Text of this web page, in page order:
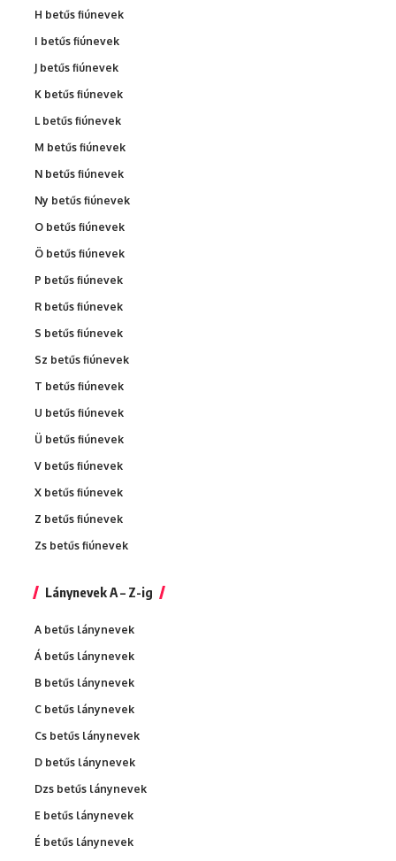
H betűs fiúnevek
I betűs fiúnevek
J betűs fiúnevek
K betűs fiúnevek
L betűs fiúnevek
M betűs fiúnevek
N betűs fiúnevek
Ny betűs fiúnevek
O betűs fiúnevek
Ö betűs fiúnevek
P betűs fiúnevek
R betűs fiúnevek
S betűs fiúnevek
Sz betűs fiúnevek
T betűs fiúnevek
U betűs fiúnevek
Ü betűs fiúnevek
V betűs fiúnevek
X betűs fiúnevek
Z betűs fiúnevek
Zs betűs fiúnevek
Lánynevek A – Z-ig
A betűs lánynevek
Á betűs lánynevek
B betűs lánynevek
C betűs lánynevek
Cs betűs lánynevek
D betűs lánynevek
Dzs betűs lánynevek
E betűs lánynevek
É betűs lánynevek